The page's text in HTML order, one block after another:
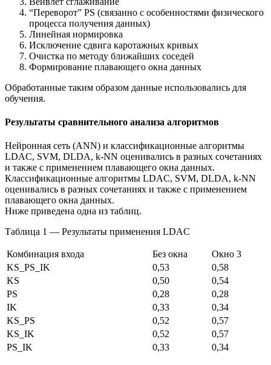
“Переворот” PS (связанно с особенностями физического
процесса получения данных)
Линейная нормировка
Исключение сдвига каротажных кривых
Очистка по методу ближайших соседей
Формирование плавающего окна данных
Обработанные таким образом данные использовались для
обучения.
Результаты сравнительного анализа алгоритмов
Нейронная сеть (ANN) и классификационные алгоритмы
LDAC, SVM, DLDA, k-NN оценивались в разных сочетаниях
и также с применением плавающего окна данных.
Классификационные алгоритмы LDAC, SVM, DLDA, k-NN
оценивались в разных сочетаниях и также с применением
плавающего окна данных.
Ниже приведена одна из таблиц.
Таблица 1 — Результаты применения LDAC
Комбинация входа Без окна
Окно 3
KS_PS_IK
0,53
0,58
KS
0,50
0,54
PS
0,28
0,28
IK
0,33
0,34
KS_PS
0,52
0,57
KS_IK
0,52
0,57
PS_IK
0,33 0,34